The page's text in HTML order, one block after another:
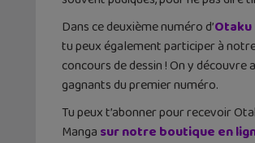
Dans ce deuxième numéro d’Otaku
tu peux également participer à
concours de dessin ! On y découvre
gagnants du premier numéro.
Tu peux t’abonner pour recevoir
Manga sur notre boutique en